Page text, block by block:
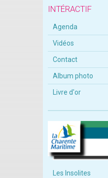
INTÉRACTIF
Agenda
Vidéos
Contact
Album photo
Livre d'or
Les Insolites